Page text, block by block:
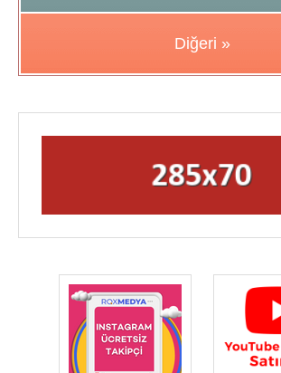
Diğeri »